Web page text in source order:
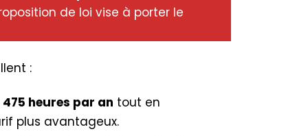
de loi vise à porter le
:
475 heures par an tout en
plus avantageux.